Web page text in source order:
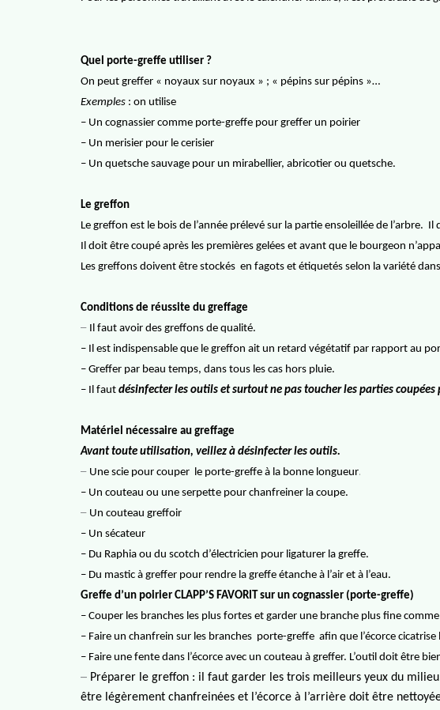
Quel porte-greffe utiliser ?
On peut greffer « noyaux sur noyaux » ; « pépins sur pépins »…
Exemples : on utilise
– Un cognassier comme porte-greffe pour greffer un poirier
– Un merisier pour le cerisier
– Un quetsche sauvage pour un mirabellier, abricotier ou quetsche.
Le greffon
Le greffon est le bois de l’année prélevé sur la partie ensoleillée de l’arbre. Il
Il doit être coupé après les premières gelées et avant que le bourgeon
Les greffons doivent être stockés en fagots et étiquetés selon la variété
Conditions de réussite du greffage
– Il faut avoir des greffons de qualité.
– Il est indispensable que le greffon ait un retard végétatif par rapport au
– Greffer par beau temps, dans tous les cas hors pluie.
– Il faut désinfecter les outils et surtout ne pas toucher les parties
Matériel nécessaire au greffage
Avant toute utilisation, veillez à désinfecter les outils.
– Une scie pour couper le porte-greffe à la bonne longueur.
– Un couteau ou une serpette pour chanfreiner la coupe.
– Un couteau greffoir
– Un sécateur
– Du Raphia ou du scotch d’électricien pour ligaturer la greffe.
– Du mastic à greffer pour rendre la greffe étanche à l’air et à l’eau.
Greffe d’un poirier CLAPP’S FAVORIT sur un cognassier (porte-greffe)
– Couper les branches les plus fortes et garder une branche plus fine
– Faire un chanfrein sur les branches porte-greffe afin que l’écorce cicatrise
– Faire une fente dans l’écorce avec un couteau à greffer. L’outil doit être
– Préparer le greffon : il faut garder les trois meilleurs yeux du
être légèrement chanfreinées et l’écorce à l’arrière doit être